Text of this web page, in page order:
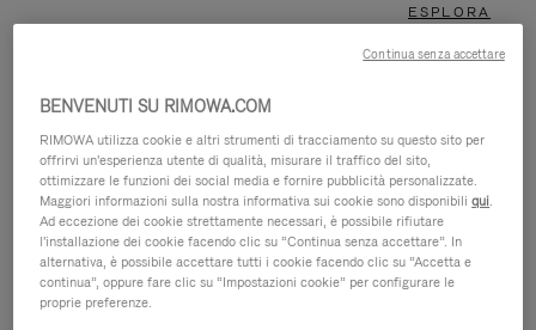
ESPLORA
BENVENUTI SU RIMOWA.COM
RIMOWA utilizza cookie e altri strumenti di tracciamento su questo sito per
offrirvi un'esperienza utente di qualità, misurare il traffico del sito,
ottimizzare le funzioni dei social media e fornire pubblicità personalizzate.
Maggiori informazioni sulla nostra informativa sui cookie sono disponibiliqui.
Ad eccezione dei cookie strettamente necessari, è possibile rifiutare
l'installazione dei cookie facendo clic su “Continua senza accettare”. In
alternativa, è possibile accettare tutti i cookie facendo clic su “Accetta e
continua”, oppure fare clic su “Impostazioni cookie” per configurare le
proprie preferenze.
Continua senza accettare